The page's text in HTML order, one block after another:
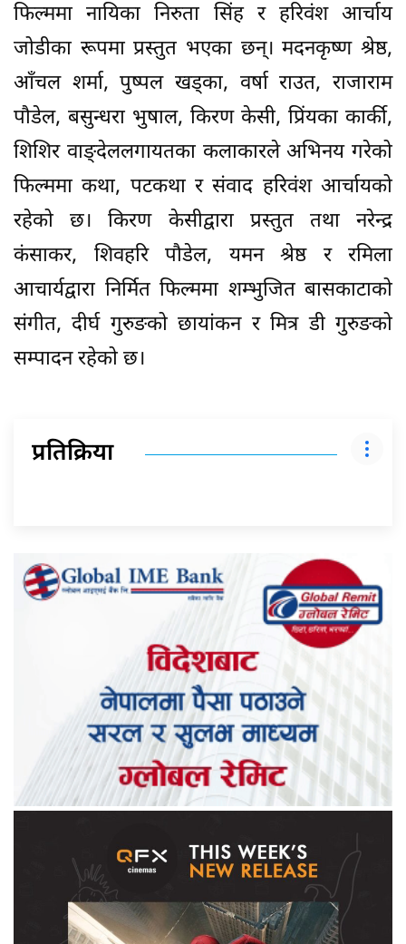
फिल्ममा नायिका निरुता सिंह र हरिवंश आर्चाय
जोडीका रूपमा प्रस्तुत भएका छन्। मदनकृष्ण श्रेष्ठ,
आँचल शर्मा, पुष्पल खड्का, वर्षा राउत, राजाराम
पौडेल, बसुन्धरा भुषाल, किरण केसी, प्रिंयका कार्की,
शिशिर वाङ्देललगायतका कलाकारले अभिनय गरेको
फिल्ममा कथा, पटकथा र संवाद हरिवंश आर्चायको
रहेको छ। किरण केसीद्वारा प्रस्तुत तथा नरेन्द्र
कंसाकर, शिवहरि पौडेल, यमन श्रेष्ठ र रमिला
आचार्यद्वारा निर्मित फिल्ममा शम्भुजित बासकाटाको
संगीत, दीर्घ गुरुङको छायांकन र मित्र डी गुरुङको
सम्पादन रहेको छ।
प्रतिक्रिया